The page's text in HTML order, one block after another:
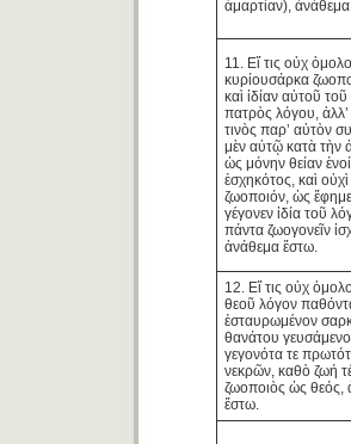
ἁμαρτίαν),
11. Εἴ τις οὐχ
κυρίουσάρκα
καὶ ἰδίαν αὐτοῦ
πατρὸς λόγου,
τινὸς παρ’ αὐτὸν
μὲν αὐτῷ κατὰ τὴν
ὡς μόνην θείαν
ἐσχηκότος, καὶ
ζωοποιόν, ὡς
γέγονεν ἰδία τοῦ
πάντα ζωογονεῖν
ἀνάθεμα ἔστω.
12. Εἴ τις οὐχ
θεοῦ λόγον
ἐσταυρωμένον
θανάτου
γεγονότα τε
νεκρῶν, καθὸ ζωή τέ
ζωοποιὸς ὡς θεός,
ἔστω.